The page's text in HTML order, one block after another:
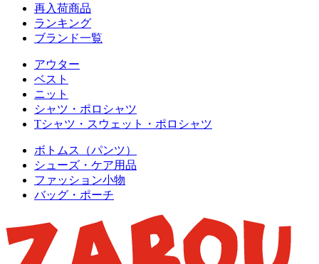
再入荷商品
ランキング
ブランド一覧
アウター
ベスト
ニット
シャツ・ポロシャツ
Tシャツ・スウェット・ポロシャツ
ボトムス（パンツ）
シューズ・ケア用品
ファッション小物
バッグ・ポーチ